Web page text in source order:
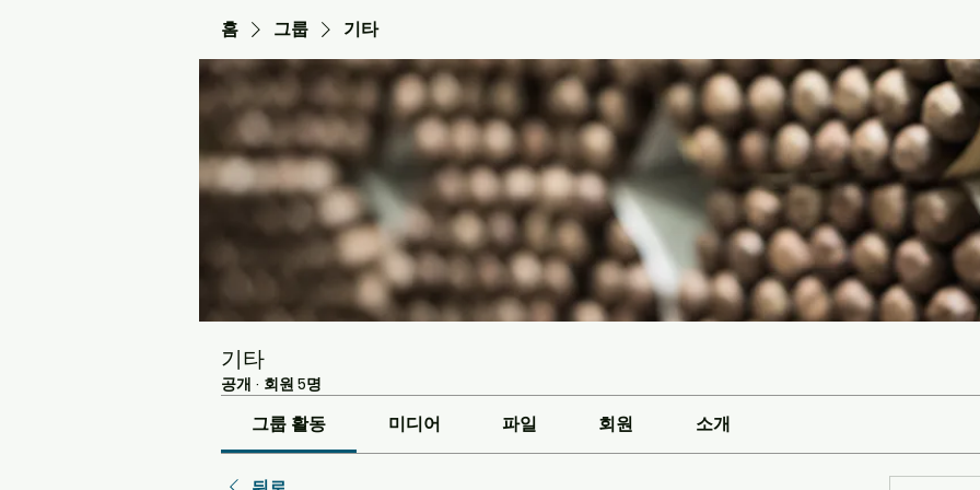
홈 그룹 기타
기타
공개 · 회원 5명
그룹 활동 미디어 파일 회원 소개